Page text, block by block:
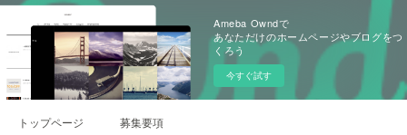
Ameba Owndで
あなただけのホームページやブログをつ
くろう
今すぐ試す
トップページ 募集要項